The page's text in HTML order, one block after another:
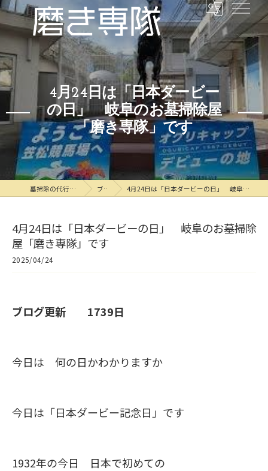
4月24日は「日本ダービー
の日」 岐阜のお墓掃除屋
「磨き専隊」です
墓掃除の代行なら磨き専隊 ブログ 4月24日は「日本ダービーの日」 岐阜のお墓掃除屋「磨き専隊」です
4月24日は「日本ダービーの日」 岐阜のお墓掃除
屋「磨き専隊」です
2025/04/24
ブログ更新 1739日
今日は 何の日かわかりますか
今日は「日本ダービー記念日」です
1932年の今日 日本で初めての